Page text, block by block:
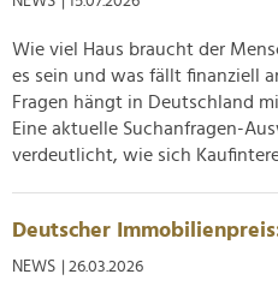
Wie viel Haus braucht der
es sein und was fällt finanziell
Fragen hängt in Deutschland
Eine aktuelle Suchanfragen-
verdeutlicht, wie sich
Deutscher
NEWS | 26.03.2026